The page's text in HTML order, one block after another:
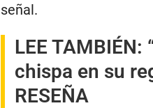
señal.
LEE
chispa en su
RESEÑA